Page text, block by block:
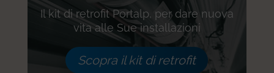
Il kit di retrofit Portalp, per dare nuova
vita alle Sue installazioni
Scopra il kit di retrofit